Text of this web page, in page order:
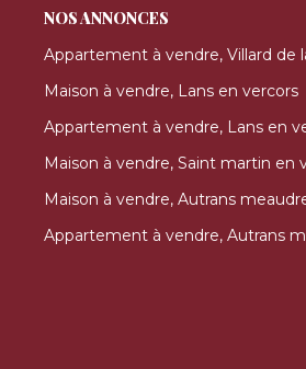
NOS ANNONCES
Appartement à vendre, Villard de
Maison à vendre, Lans en vercors
Appartement à vendre, Lans en
Maison à vendre, Saint martin en
Maison à vendre, Autrans
Appartement à vendre, Autrans